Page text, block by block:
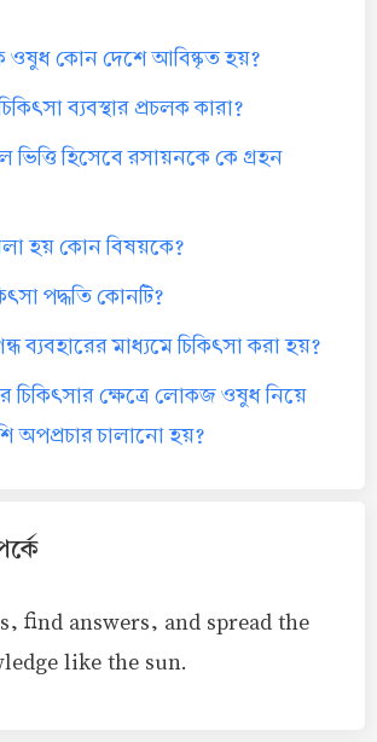
ওষুধ কোন দেশে আবিষ্কৃত হয়?
ব্যবস্থার প্রচলক কারা?
ভিত্তি হিসেবে রসায়নকে কে গ্রহন
হয় কোন বিষয়কে?
পদ্ধতি কোনটি?
ব্যবহারের মাধ্যমে চিকিৎসা করা হয়?
ক্ষেত্রে লোকজ ওষুধ নিয়ে
অপপ্রচার চালানো হয়?
find answers, and spread the
like the sun.